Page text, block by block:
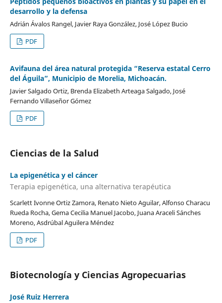
desarrollo y la defensa
Adrián Ávalos Rangel, Javier Raya González, José López Bucio
PDF
Avifauna del área natural protegida “Reserva estatal Cerro
del Águila”, Municipio de Morelia, Michoacán.
Javier Salgado Ortiz, Brenda Elizabeth Arteaga Salgado, José
Fernando Villaseñor Gómez
PDF
Ciencias de la Salud
La epigenética y el cáncer
Terapia epigenética, una alternativa terapéutica
Scarlett Ivonne Ortiz Zamora, Renato Nieto Aguilar, Alfonso Characu
Rueda Rocha, Gema Cecilia Manuel Jacobo, Juana Araceli Sánches
Moreno, Asdrúbal Aguilera Méndez
PDF
Biotecnología y Ciencias Agropecuarias
José Ruiz Herrera